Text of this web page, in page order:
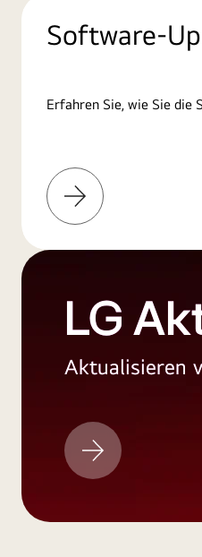
Software-
Erfahren Sie, wie Sie die
Weitere
Informationen
LG
Aktualisieren
LG
Aktualisieren